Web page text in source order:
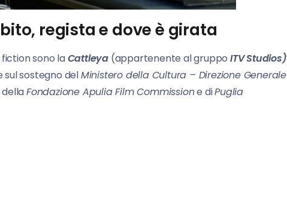
regista e dove è girata
sono laCattleya (appartenente al gruppoITV Studios)
sostegno delMinistero della Cultura – Direzione Generale
dellaFondazione Apulia Film Commissione diPuglia